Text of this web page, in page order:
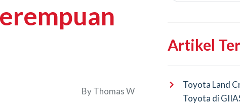
ByThomas W
Artikel
Toyota Land
Toyota di